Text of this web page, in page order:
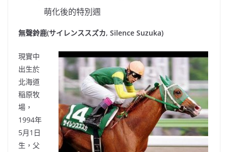
萌化後的特別週
無聲鈴鹿(サイレンススズカ, Silence Suzuka)
現實中
出生於
北海道
稲原牧
場 ，
1994年
5月1日
生 ， 父